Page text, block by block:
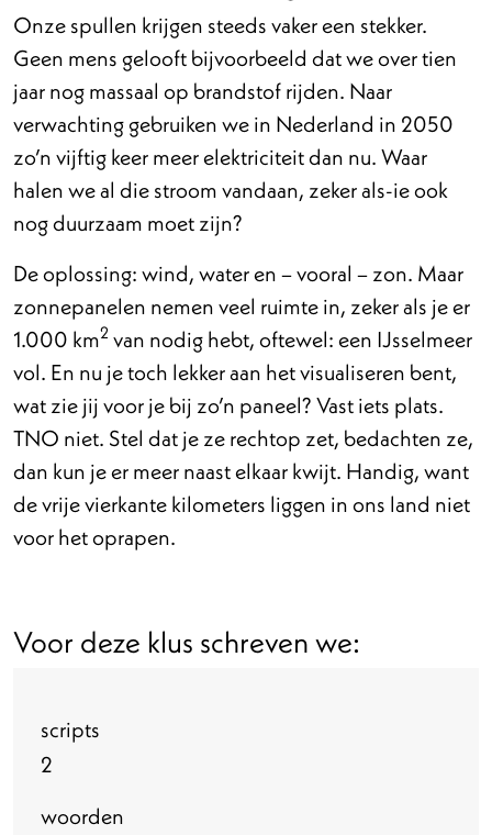
Onze spullen krijgen steeds vaker een stekker.
Geen mens gelooft bijvoorbeeld dat we over tien
jaar nog massaal op brandstof rijden. Naar
verwachting gebruiken we in Nederland in 2050
zo’n vijftig keer meer elektriciteit dan nu. Waar
halen we al die stroom vandaan, zeker als-ie ook
nog duurzaam moet zijn?
De oplossing: wind, water en – vooral – zon. Maar
zonnepanelen nemen veel ruimte in, zeker als je er
1.000 km2 van nodig hebt, oftewel: een IJsselmeer
vol. En nu je toch lekker aan het visualiseren bent,
wat zie jij voor je bij zo’n paneel? Vast iets plats.
TNO niet. Stel dat je ze rechtop zet, bedachten ze,
dan kun je er meer naast elkaar kwijt. Handig, want
de vrije vierkante kilometers liggen in ons land niet
voor het oprapen.
Voor deze klus schreven we:
scripts
2
woorden